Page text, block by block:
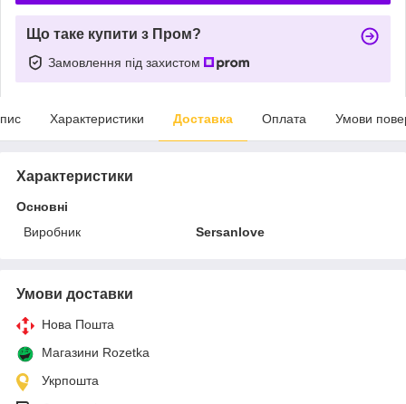
Що таке купити з Пром?
Замовлення під захистом
Характеристики Доставка Оплата Умови
Характеристики
Основні
Виробник
Sersanlove
Умови доставки
Нова Пошта
Магазини Rozetka
Укрпошта